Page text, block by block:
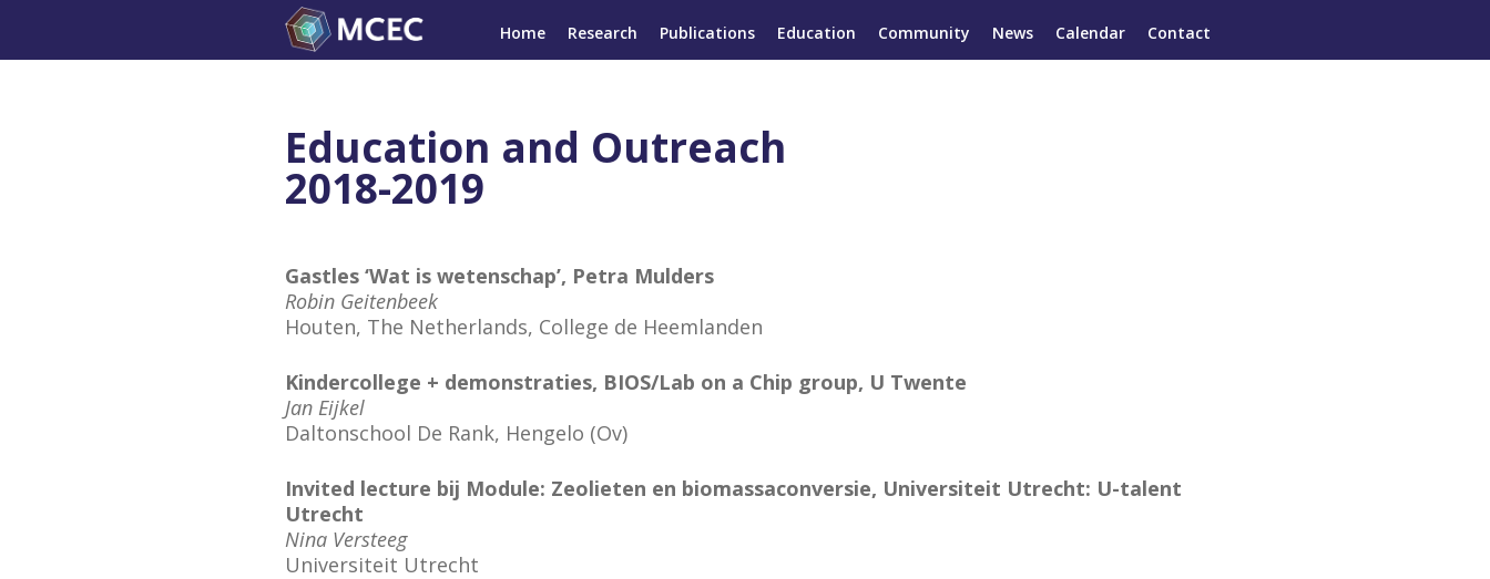
content
Home Research Publications Education Community News Calendar Contact
Education and Outreach
2018-2019
Gastles ‘Wat is wetenschap’, Petra Mulders
Robin Geitenbeek
Houten, The Netherlands, College de Heemlanden
Kindercollege + demonstraties, BIOS/Lab on a Chip group, U Twente
Jan Eijkel
Daltonschool De Rank, Hengelo (Ov)
Invited lecture bij Module: Zeolieten en biomassaconversie, Universiteit Utrecht: U-talent
Utrecht
Nina Versteeg
Universiteit Utrecht